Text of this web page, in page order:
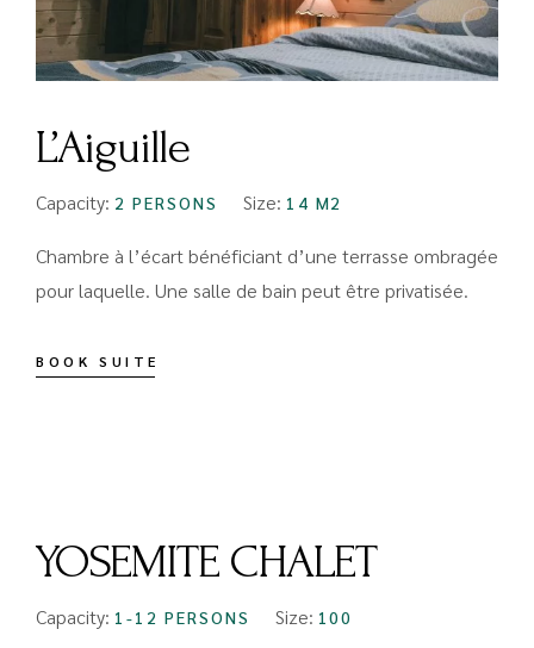
L’Aiguille
Capacity: 2 PERSONS Size: 14 M2
Chambre à l’écart bénéficiant d’une terrasse ombragée
pour laquelle. Une salle de bain peut être privatisée.
BOOK SUITE
YOSEMITE CHALET
Capacity: 1-12 PERSONS Size: 100